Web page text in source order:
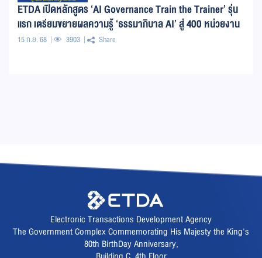
ETDA เปิดหลักสูตร ‘AI Governance Train the Trainer’ รุ่น
แรก เตรียมขยายผลความรู้ ‘ธรรมาภิบาล AI’ สู่ 400 หน่วยงาน
รัฐทั่วประเทศ
15 ก.ย. 68 3903 Share
Electronic Transactions Development Agency
The Government Complex Commemorating His Majesty the King's
80th BirthDay Anniversary,